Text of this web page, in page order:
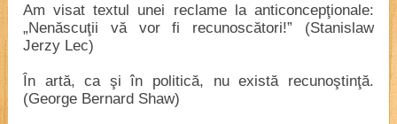
Am visat textul unei reclame la anticoncepţionale:
„Nenăscuţii vă vor fi recunoscători!” (Stanislaw
Jerzy Lec)
În artă, ca şi în politică, nu există recunoştinţă.
(George Bernard Shaw)